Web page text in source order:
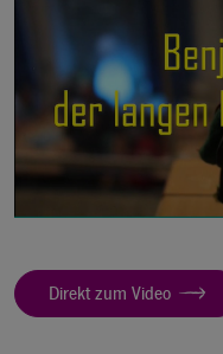
Direkt zum Video